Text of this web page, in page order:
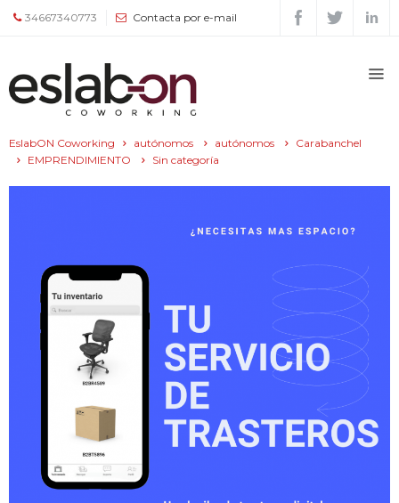
34667340773 Contacta por e-mail
EslabON Coworking autónomos autónomos
Carabanchel
EMPRENDIMIENTO
Sin categoría
Quiénes
somos
Espacios
Tarifas
servicios
Contacto